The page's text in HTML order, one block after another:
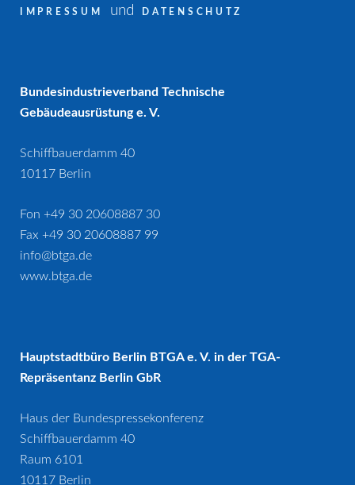
IMPRESSUM und DATENSCHUTZ
Bundesindustrieverband Technische
Gebäudeausrüstung e. V.
Schiffbauerdamm 40
10117 Berlin
Fon +49 30 20608887 30
Fax +49 30 20608887 99
info@btga.de
www.btga.de
Hauptstadtbüro Berlin BTGA e. V. in der TGA-
Repräsentanz Berlin GbR
Haus der Bundespressekonferenz
Schiffbauerdamm 40
Raum 6101
10117 Berlin